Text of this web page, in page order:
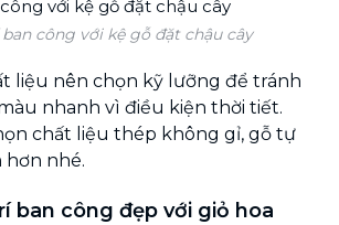
công với kệ gỗ đặt chậu cây
liệu nên chọn kỹ lưỡng để tránh
nhanh vì điều kiện thời tiết.
chất liệu thép không gỉ, gỗ tự
hơn nhé.
ban công đẹp với giỏ hoa